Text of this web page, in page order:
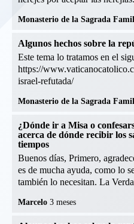
Monasterio de la Sagrada
Algunos hechos sobre la
Este tema lo tratamos en el
https://
israel-refutada/
Monasterio de la Sagrada
¿Dónde ir a Misa o
acerca de dónde recibir los
tiempos
Buenos días, Primero,
es de mucha ayuda, como lo
también lo necesitan. La
Marcelo 3 meses